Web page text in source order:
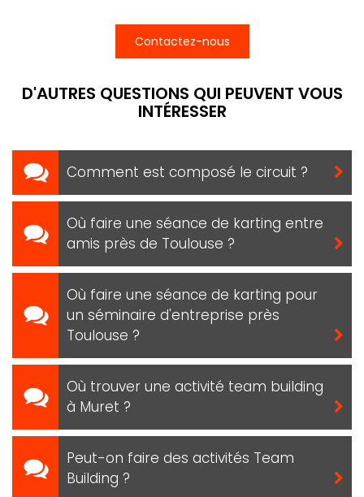
Contactez-nous
D'AUTRES QUESTIONS QUI PEUVENT VOUS
INTÉRESSER
Comment est composé le circuit ?
Où faire une séance de karting entre
amis près de Toulouse ?
Où faire une séance de karting pour
un séminaire d'entreprise près
Toulouse ?
Où trouver une activité team building
à Muret ?
Peut-on faire des activités Team
Building ?